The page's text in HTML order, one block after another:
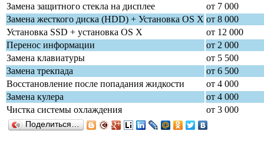
Замена защитного стекла на дисплее
от 7 000
Замена жесткого диска (HDD) + Установка OS X от 8 000
Установка SSD + установка OS X
от 12 000
Перенос информации
от 2 000
Замена клавиатуры
от 5 500
Замена трекпада
от 6 500
Восстановление после попадания жидкости
от 4 000
Замена кулера
от 4 000
Чистка системы охлаждения
от 3 000
Поделиться…